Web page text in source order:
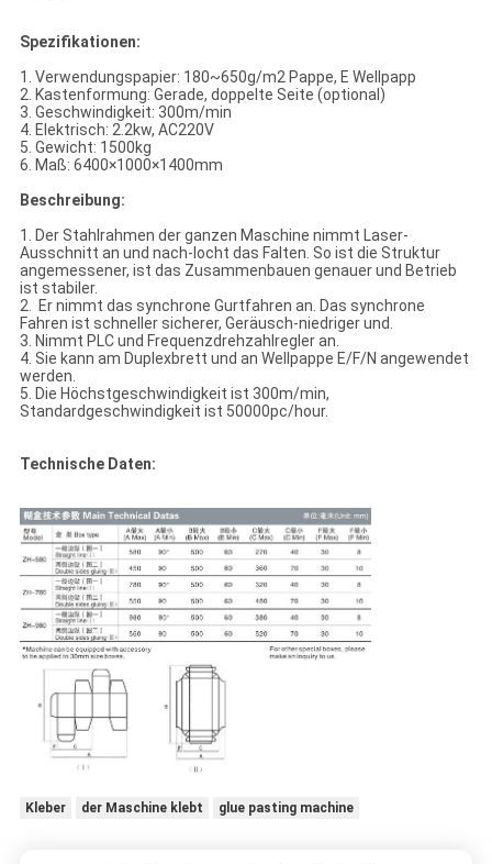
Spezifikationen:
1. Verwendungspapier: 180~650g/m2 Pappe, E Wellpapp
2. Kastenformung: Gerade, doppelte Seite (optional)
3. Geschwindigkeit: 300m/min
4. Elektrisch: 2.2kw, AC220V
5. Gewicht: 1500kg
6. Maß: 6400×1000×1400mm
Beschreibung:
1. Der Stahlrahmen der ganzen Maschine nimmt Laser-
Ausschnitt an und nach-locht das Falten. So ist die Struktur
angemessener, ist das Zusammenbauen genauer und Betrieb
ist stabiler.
2. Er nimmt das synchrone Gurtfahren an. Das synchrone
Fahren ist schneller sicherer, Geräusch-niedriger und.
3. Nimmt PLC und Frequenzdrehzahlregler an.
4. Sie kann am Duplexbrett und an Wellpappe E/F/N angewendet
werden.
5. Die Höchstgeschwindigkeit ist 300m/min,
Standardgeschwindigkeit ist 50000pc/hour.
Technische Daten:
Kleber der Maschine klebt glue pasting machine